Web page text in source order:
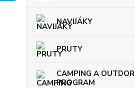
NAVIJÁKY
PRUTY
CAMPING A OUTDOR
PROGRAM